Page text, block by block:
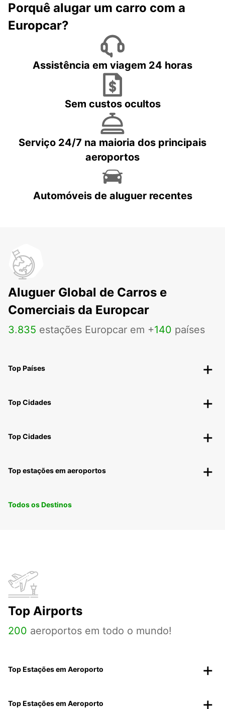
Porquê alugar um carro com a
Europcar?
Assistência em viagem 24 horas
Sem custos ocultos
Serviço 24/7 na maioria dos principais
aeroportos
Automóveis de aluguer recentes
Aluguer Global de Carros e
Comerciais da Europcar
3.835 estações Europcar em +140 países
Top Países
Top Cidades
Top Cidades
Top estações em aeroportos
Todos os Destinos
Top Airports
200 aeroportos em todo o mundo!
Top Estações em Aeroporto
Top Estações em Aeroporto